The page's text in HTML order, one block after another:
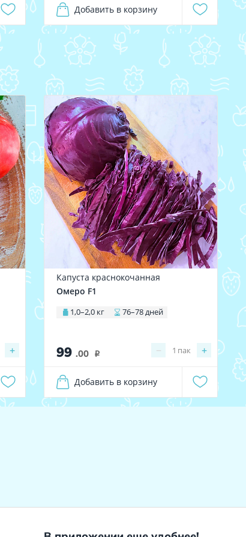
Добавить в корзину
+
Капуста краснокочанная
Омеро F1
1,0–2,0 кг 76–78 дней
99 .00 i − +
1 пак
Добавить в корзину